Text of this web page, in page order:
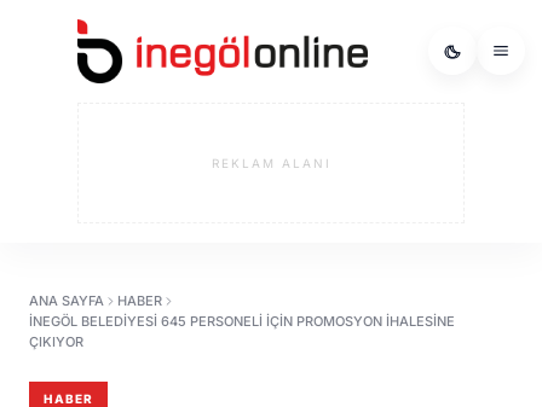
REKLAM ALANI
ANA SAYFA
HABER
İNEGÖL BELEDIYESI 645 PERSONELI IÇIN PROMOSYON IHALESINE
ÇIKIYOR
HABER